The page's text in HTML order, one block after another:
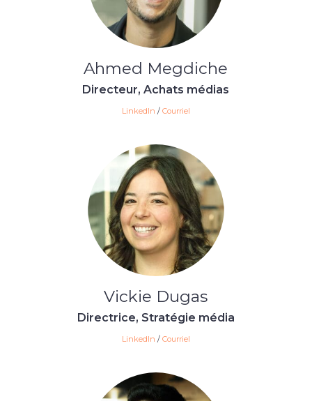
Ahmed Megdiche
Directeur, Achats médias
LinkedIn / Courriel
Vickie Dugas
Directrice, Stratégie média
LinkedIn / Courriel